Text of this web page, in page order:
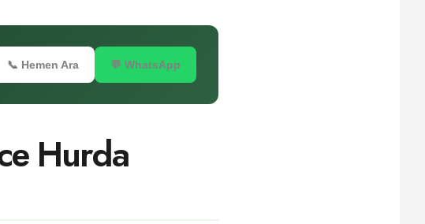
📞 Hemen Ara 💬 WhatsApp
Hurda